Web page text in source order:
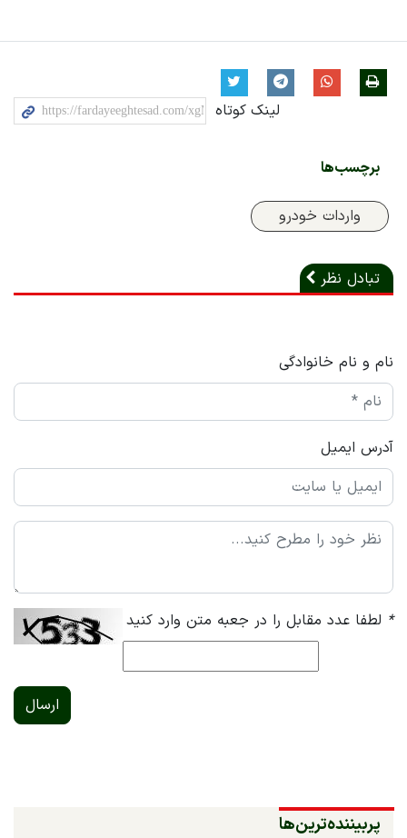
لینک کوتاه
برچسب‌ها
واردات خودرو
تبادل نظر
نام و نام خانوادگی
آدرس ایمیل
* لطفا عدد مقابل را در جعبه متن وارد کنید
ارسال
پربیننده‌ترین‌ها